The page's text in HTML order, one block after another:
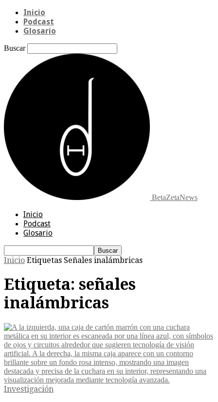
Inicio
Podcast
Glosario
Buscar
BetaZetaNews
Inicio
Podcast
Glosario
Inicio Etiquetas Señales inalámbricas
Etiqueta: señales
inalámbricas
Investigación